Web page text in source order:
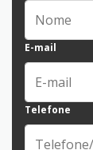
E-mail
Telefone